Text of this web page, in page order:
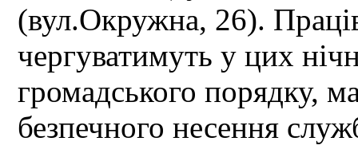
(вул.Окружна, 26).
чергуватимуть у цих
громадського порядку,
безпечного несення